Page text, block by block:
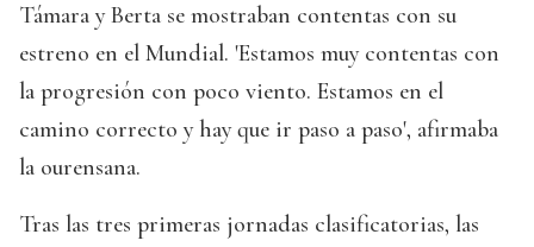
Támara y Berta se mostraban contentas con su
estreno en el Mundial. 'Estamos muy contentas con
la progresión con poco viento. Estamos en el
camino correcto y hay que ir paso a paso', afirmaba
la ourensana.
Tras las tres primeras jornadas clasificatorias, las